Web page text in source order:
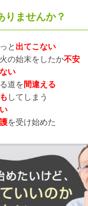
りませんか？
と 出てこない
の始末をしたか不安
い
道を間違える
してしまう
を受け始めた